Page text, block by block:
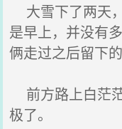
大雪下了两天
是早上，并没有
俩走过之后留下的
前方路上白茫
极了。